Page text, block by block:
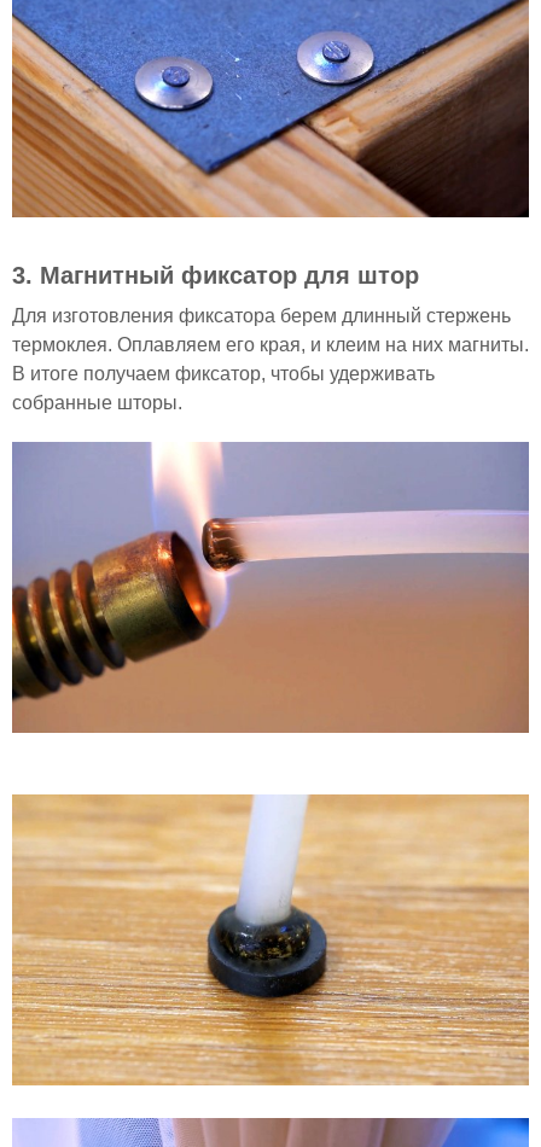
3. Магнитный фиксатор для штор
Для изготовления фиксатора берем длинный стержень
термоклея. Оплавляем его края, и клеим на них магниты.
В итоге получаем фиксатор, чтобы удерживать
собранные шторы.